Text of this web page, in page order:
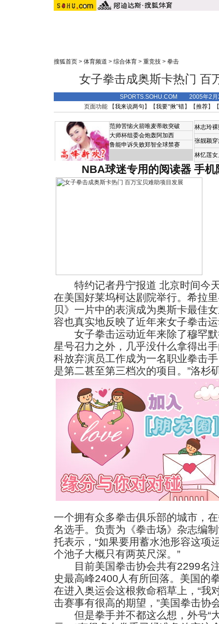
搜狐首页 > 体育频道 > 综合体育 > 重竞技 > 拳击
女子拳击成奥斯卡热门 百
SPORTS.SOHU.COM 2005年2
页面功能 【我来说两句 】【我要“揪”错】【推荐】
范帅苦恼火箭唯麦蒂敢突破
大师杯组委会炮轰阿加西
鲁能申诉失败郑智全球禁赛
林志玲
张靓颖
林忆莲
NBA球迷专用的阅读器 手机
特约记者丹宁报道 北京时间今
在美国好莱坞柯达剧院举行。希拉
贝》一片中的表演成为奥斯卡最佳
容也真实地反映了近年来女子拳击
女子拳击运动近年来除了穆罕默
星号召力之外，几乎没什么拿得出
科放弃演员工作成为一名职业拳击
是第二甚至第三档次的项目。 ”洛杉
一个拥有众多拳击俱乐部的城市，
名选手。负责为《拳击场》杂志编
托表示，“如果要用蓄水池形容这项
个池子大概只有两英尺深。”
目前美国拳击协会共有2299名
史最高峰2400人有所回落。美国的
在进入奥运会这根救命稻草上，“我
击赛事有很高的期望，”美国拳击协
但是拳手并不都这么想，外号“